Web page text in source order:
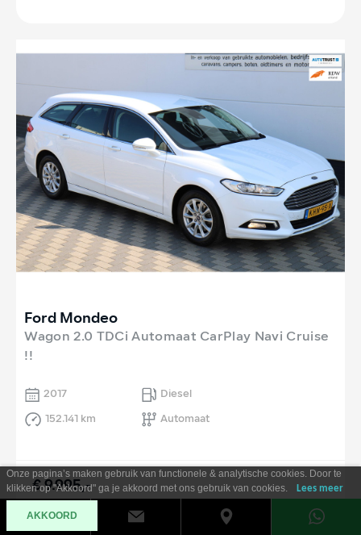
Ford Mondeo
Wagon 2.0 TDCi Automaat CarPlay Navi Cruise
!!
2017
Diesel
152.141 km
Automaat
€ 9.995,-
Al vanaf €180per maand
Onze pagina’s maken gebruik van functionele & analytische cookies. Door te
klikken op "Akkoord" ga je akkoord met ons gebruik van cookies.
Lees meer
AKKOORD